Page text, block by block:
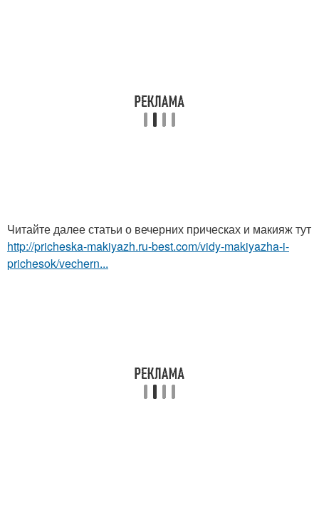
Читайте далее статьи о вечерних прическах и макияж тут
http://pricheska-makiyazh.ru-best.com/vidy-makiyazha-i-
prichesok/vechern...